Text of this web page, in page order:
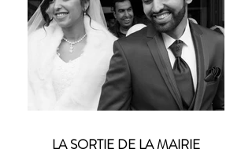
LA SORTIE DE LA MAIRIE